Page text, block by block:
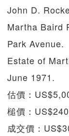
John D.
Martha Baird
Park Avenue.
Estate of
June 1971.
估價：
槌價：
成交價：